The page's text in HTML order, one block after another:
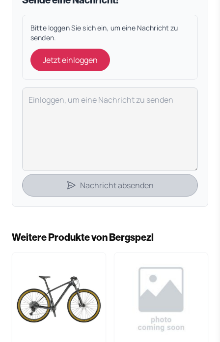
Bitte loggen Sie sich ein, um eine Nachricht zu
senden.
Jetzt einloggen
Deine Nachricht
Nachricht absenden
Weitere Produkte von Bergspezl